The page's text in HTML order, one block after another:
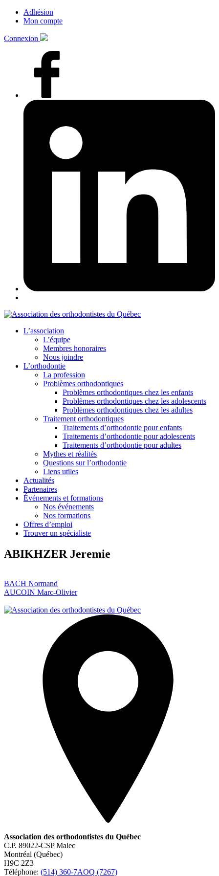
Adhésion
Mon compte
Connexion
L’association
L’équipe
Membres honoraires
Nous joindre
L’orthodontie
La profession
Problèmes orthodontiques
Problèmes orthodontiques chez les enfants
Problèmes orthodontiques chez les adolescents
Problèmes orthodontiques chez les adultes
Traitement orthodontiques
Traitements d’orthodontie pour enfants
Traitements d’orthodontie pour adolescents
Traitements d’orthodontie pour adultes
Mythes et réalités
Questions sur l’orthodontie
Liens utiles
Actualités
Partenaires
Événements et formations
Nos événements
Nos formations
Offres d’emploi
Trouver un spécialiste
ABIKHZER Jeremie
Navigation
de
l’article
BACH Normand
AUCOIN Marc-Olivier
Association des orthodontistes du Québec
C.P. 89022-CSP Malec
Montréal (Québec)
H9C 2Z3
Téléphone: (514) 360-7AOQ (7267)